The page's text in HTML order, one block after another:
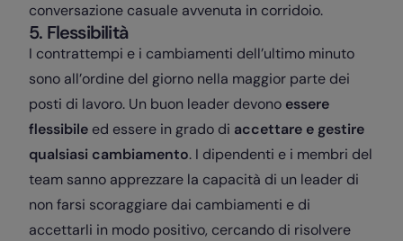
conversazione casuale avvenuta in corridoio.
5. Flessibilità
I contrattempi e i cambiamenti dell’ultimo minuto
sono all’ordine del giorno nella maggior parte dei
posti di lavoro. Un buon leader devono essere
flessibile ed essere in grado di accettare e gestire
qualsiasi cambiamento. I dipendenti e i membri del
team sanno apprezzare la capacità di un leader di
non farsi scoraggiare dai cambiamenti e di
accettarli in modo positivo, cercando di risolvere